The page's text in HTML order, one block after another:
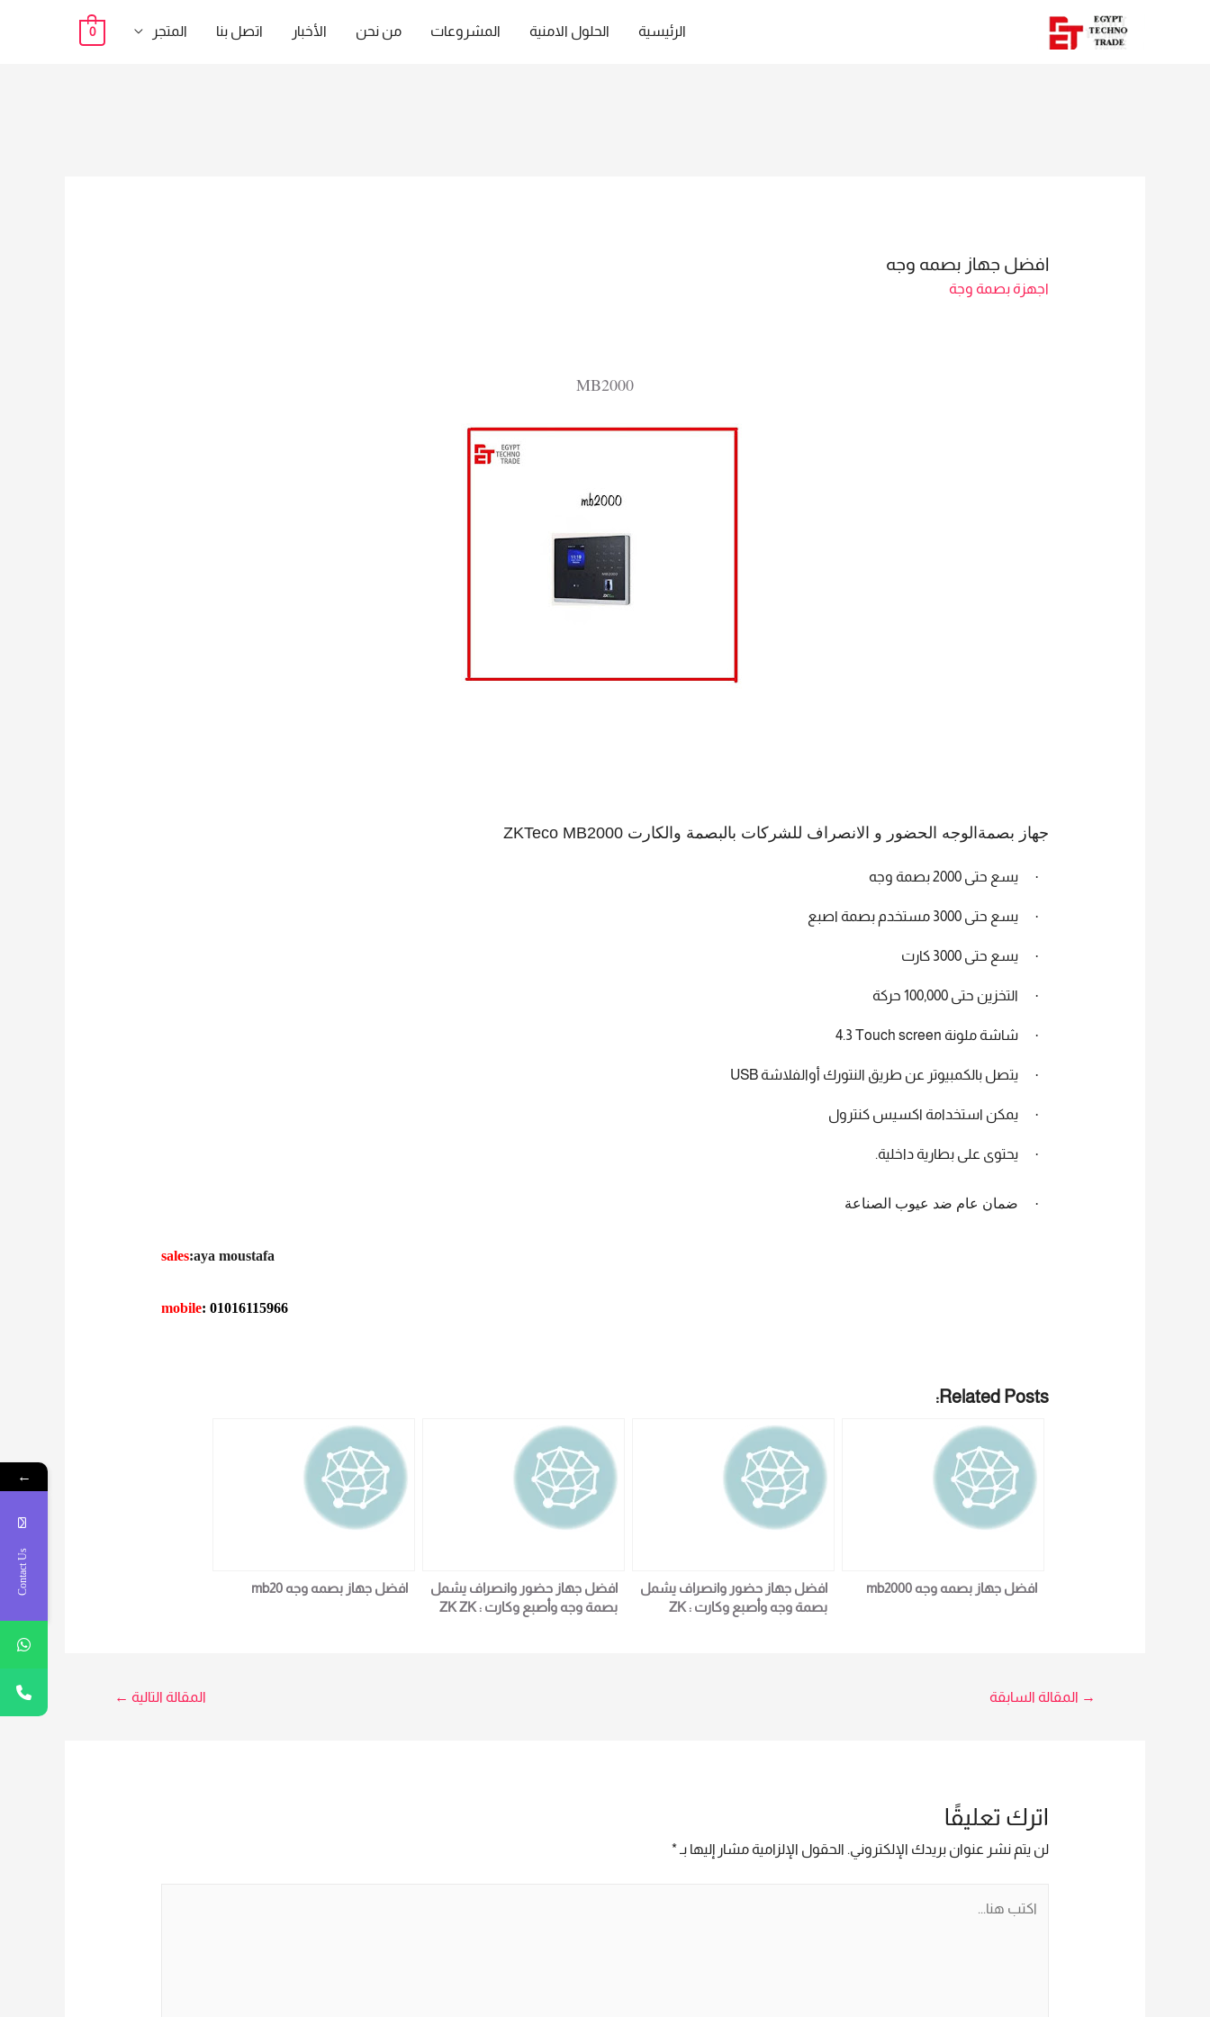
الرئيسية الحلول الامنية المشروعات من نحن الأخبار اتصل بنا المتجر 0
افضل جهاز بصمه وجه
اجهزة بصمة وجة
MB2000
جهاز بصمة الوجه الحضور و الانصراف للشركات بالبصمة والكارت ZKTeco MB2000
· يسع حتى2000بصمة وجه
· يسع حتى3000 مستخدم بصمة اصبع
· يسع حتى3000 كارت
· التخزين حتى100,000 حركة
· شاشة ملونة 4.3 Touch screen
· يتصل بالكمبيوتر عن طريق النتورك أوالفلاشة USB
· يمكن استخدامة اكسيس كنترول
· يحتوى على بطارية داخلية.
· ضمان عام ضد عيوب الصناعة
sales:aya moustafa
mobile: 01016115966
Related Posts:
افضل جهاز بصمه وجه mb2000
افضل جهاز حضور وانصراف يشمل
بصمة وجه وأصبع وكارت : ZK
افضل جهاز حضور وانصراف يشمل
بصمة وجه وأصبع وكارت : ZK ZK
افضل جهاز بصمه وجه mb20
تصفّح
→ المقالة السابقة المقالة التالية ←
اترك تعليقًا
لن يتم نشر عنوان بريدك الإلكتروني. الحقول الإلزامية مشار إليها بـ*
←
Contact Us